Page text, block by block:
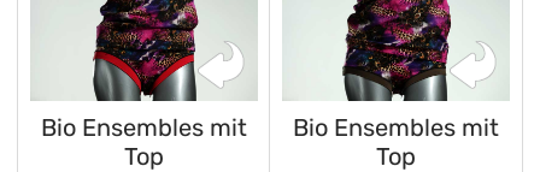
Bio Ensembles mit
Top
Bio Ensembles mit
Top